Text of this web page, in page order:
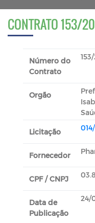
CONTRATO 153/
Número do
Contrato
Orgão
Licitação
Fornecedor
CPF / CNPJ
Data de
Publicação
24/